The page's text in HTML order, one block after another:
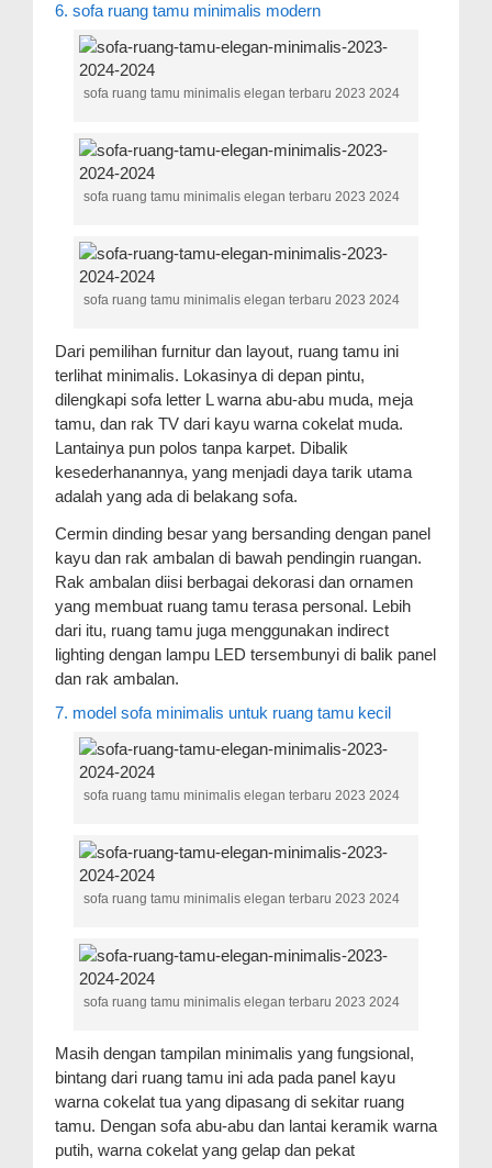
6. sofa ruang tamu minimalis modern
sofa ruang tamu minimalis elegan terbaru 2023 2024
sofa ruang tamu minimalis elegan terbaru 2023 2024
sofa ruang tamu minimalis elegan terbaru 2023 2024
Dari pemilihan furnitur dan layout, ruang tamu ini
terlihat minimalis. Lokasinya di depan pintu,
dilengkapi sofa letter L warna abu-abu muda, meja
tamu, dan rak TV dari kayu warna cokelat muda.
Lantainya pun polos tanpa karpet. Dibalik
kesederhanannya, yang menjadi daya tarik utama
adalah yang ada di belakang sofa.
Cermin dinding besar yang bersanding dengan panel
kayu dan rak ambalan di bawah pendingin ruangan.
Rak ambalan diisi berbagai dekorasi dan ornamen
yang membuat ruang tamu terasa personal. Lebih
dari itu, ruang tamu juga menggunakan indirect
lighting dengan lampu LED tersembunyi di balik panel
dan rak ambalan.
7. model sofa minimalis untuk ruang tamu kecil
sofa ruang tamu minimalis elegan terbaru 2023 2024
sofa ruang tamu minimalis elegan terbaru 2023 2024
sofa ruang tamu minimalis elegan terbaru 2023 2024
Masih dengan tampilan minimalis yang fungsional,
bintang dari ruang tamu ini ada pada panel kayu
warna cokelat tua yang dipasang di sekitar ruang
tamu. Dengan sofa abu-abu dan lantai keramik warna
putih, warna cokelat yang gelap dan pekat